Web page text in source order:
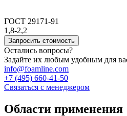
ГОСТ 29171-91
1,8-2,2
Запросить стоимость
Остались вопросы?
Задайте их любым удобным для
info@foamline.com
+7 (495) 660-41-50
Связаться с менеджером
Области применения